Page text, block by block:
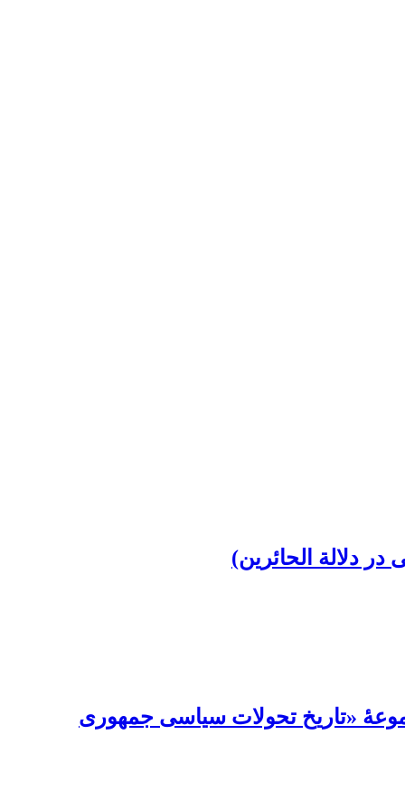
دلالة ‌الحائرین)
«تاریخ تحولات سیاسی جمهوری